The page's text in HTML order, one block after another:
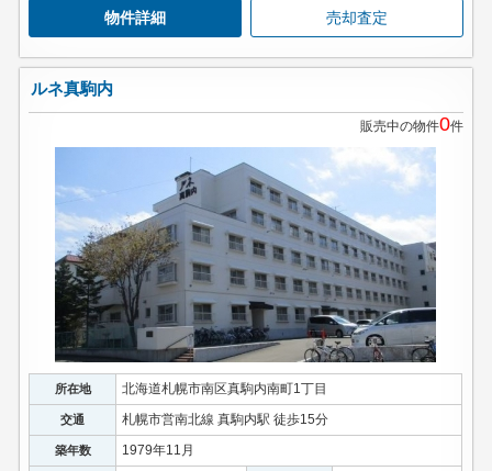
物件詳細 売却査定
ルネ真駒内
販売中の物件0件
所在地 北海道札幌市南区真駒内南町1丁目
交通 札幌市営南北線 真駒内駅 徒歩15分
築年数 1979年11月